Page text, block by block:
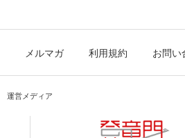
メルマガ 利用規約 お問い
運営メディア